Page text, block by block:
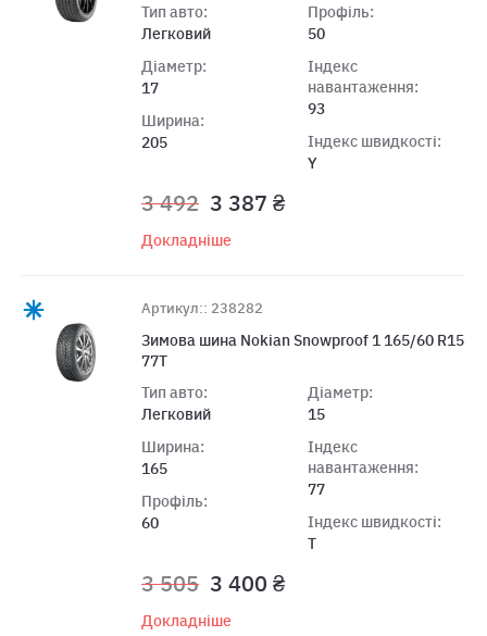
Тип авто:
Легковий
Діаметр:
17
Ширина:
205
Профіль:
50
Індекс
навантаження:
93
Індекс швидкості:
Y
3 492 3 387 ₴
Докладніше
Артикул:: 238282
Зимова шина Nokian Snowproof 1 165/60 R15
77T
Тип авто:
Легковий
Ширина:
165
Профіль:
60
Діаметр:
15
Індекс
навантаження:
77
Індекс швидкості:
T
3 505 3 400 ₴
Докладніше